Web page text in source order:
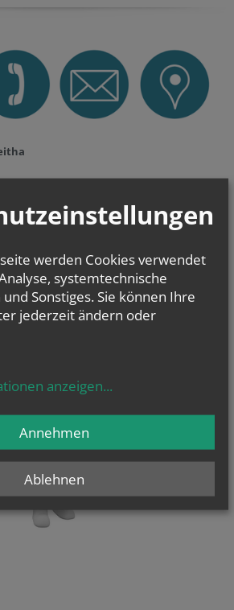
Website des Pfarrverbands An der
werden Cookies verwendet
systemtechnische
Sonstiges. Sie können Ihre
jederzeit ändern oder
anzeigen...
Ablehnen
Annehmen